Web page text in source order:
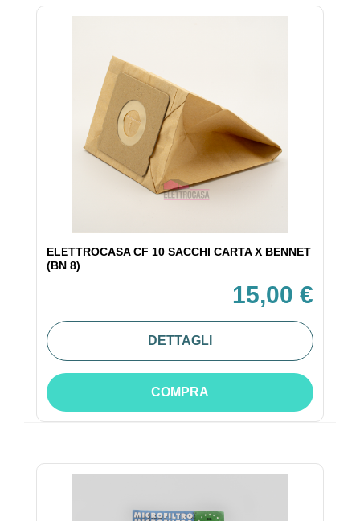
ELETTROCASA CF 10 SACCHI CARTA X BENNET
(BN 8)
15,00 €
DETTAGLI
COMPRA